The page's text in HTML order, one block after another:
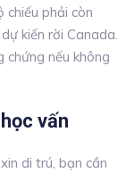
phải còn
kiến rời Canada.
nếu không
vấn
di trú, bạn cần